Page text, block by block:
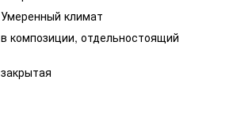
Умеренный климат
в композиции, отдельностоящий
закрытая